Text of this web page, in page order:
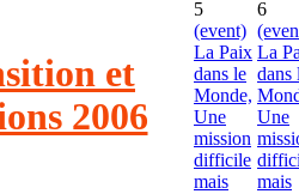
et
2006
5
(event)
La Paix
dans le
Monde,
Une
mission
difficile
mais
6
La
dans
Une
mais